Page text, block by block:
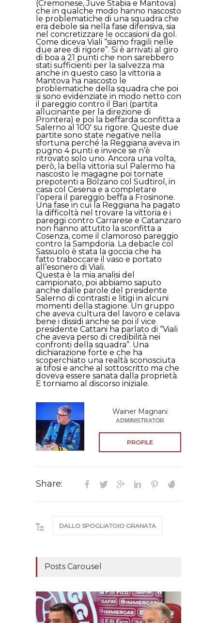
(Cremonese, Juve Stabia e Mantova)
che in qualche modo hanno nascosto
le problematiche di una squadra che
era debole sia nella fase difensiva, sia
nel concretizzare le occasioni da gol.
Come diceva Viali “siamo fragili nelle
due aree di rigore”. Si è arrivati al giro
di boa a 21 punti che non sarebbero
stati sufficienti per la salvezza ma
anche in questo caso la vittoria a
Mantova ha nascosto le
problematiche della squadra che poi
si sono evidenziate in modo netto con
il pareggio contro il Bari (partita
allucinante per la direzione di
Prontera) e poi la beffarda sconfitta a
Salerno al 100′ su rigore. Queste due
partite sono state negative nella
sfortuna perché la Reggiana aveva in
pugno 4 punti e invece se n’è
ritrovato solo uno. Ancora una volta,
però, la bella vittoria sul Palermo ha
nascosto le magagne poi tornate
prepotenti a Bolzano col Sudtirol, in
casa col Cesena e a completare
l’opera il pareggio beffa a Frosinone.
Una fase in cui la Reggiana ha pagato
la difficoltà nel trovare la vittoria e i
pareggi contro Carrarese e Catanzaro
non hanno attutito la sconfitta a
Cosenza, come il clamoroso pareggio
contro la Sampdoria. La debacle col
Sassuolo è stata la goccia che ha
fatto traboccare il vaso e portato
all’esonero di Viali.
Questa è la mia analisi del
campionato, poi abbiamo saputo
anche dalle parole del presidente
Salerno di contrasti e litigi in alcuni
momenti della stagione. Un gruppo
che aveva cultura del lavoro e celava
bene i dissidi anche se poi il vice
presidente Cattani ha parlato di “Viali
che aveva perso di credibilità nei
confronti della squadra”. Una
dichiarazione forte e che ha
scoperchiato una realtà sconosciuta
ai tifosi e anche al sottoscritto ma che
doveva essere sanata dalla proprietà.
E torniamo al discorso iniziale.
Wainer Magnani
ADMINISTRATOR
PROFILE
Share:
DALLO SPOGLIATOIO GRANATA
Posts Carousel